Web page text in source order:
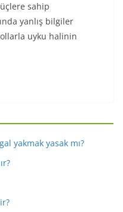
sahip
yanlış bilgiler
uyku halinin
yakmak yasak mı?